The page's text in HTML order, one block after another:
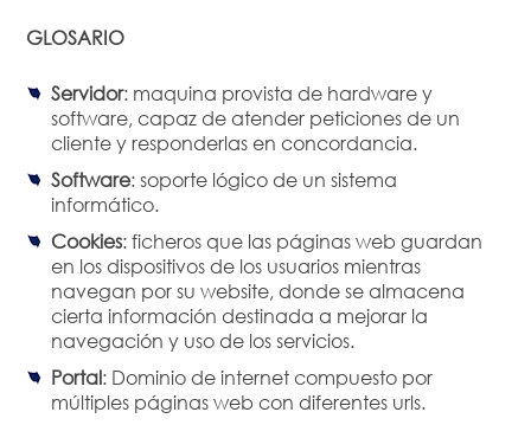
GLOSARIO
Servidor: maquina provista de hardware y
software, capaz de atender peticiones de un
cliente y responderlas en concordancia.
Software: soporte lógico de un sistema
informático.
Cookies: ficheros que las páginas web guardan
en los dispositivos de los usuarios mientras
navegan por su website, donde se almacena
cierta información destinada a mejorar la
navegación y uso de los servicios.
Portal: Dominio de internet compuesto por
múltiples páginas web con diferentes urls.